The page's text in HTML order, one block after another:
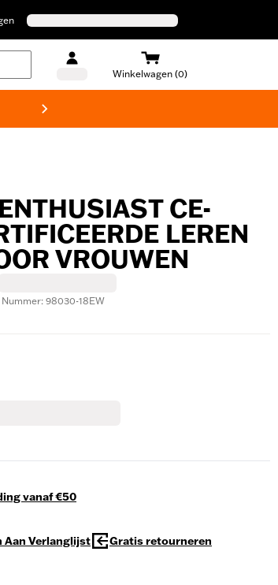
Winkelwagen (0)
CE-
LEREN
VROUWEN
98030-18EW
vanaf €50
Aan Verlanglijst Gratis retourneren